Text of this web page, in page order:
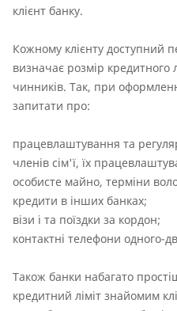
клієнт банку.
Кожному клієнту доступний
визначає розмір кредитного
чинників. Так, при
запитати про:
працевлаштування та
членів сім'ї, їх
особисте майно, терміни
кредити в інших банках;
візи і та поїздки за кордон;
контактні телефони одного-
Також банки набагато
кредитний ліміт знайомим